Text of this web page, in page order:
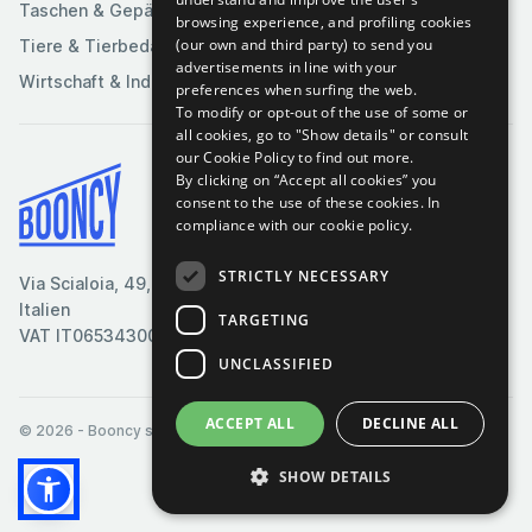
Taschen & Gepäck
Tiere & Tierbedarf
Wirtschaft & Industrie
Via Scialoia, 49, Florenz,
Italien
VAT IT06534300485
Bedingungen & Konditionen
Cookie-Richtlinie
Datenschutzrichtlinie
© 2026 - Booncy srl - VAT IT06534300485
browsing experience, and profiling cookies
(our own and third party) to send you
advertisements in line with your
preferences when surfing the web.
To modify or opt-out of the use of some or
all cookies, go to "Show details" or consult
our Cookie Policy to find out more.
By clicking on “Accept all cookies” you
consent to the use of these cookies. In
compliance with our cookie policy.
STRICTLY NECESSARY
TARGETING
UNCLASSIFIED
ACCEPT ALL DECLINE ALL
SHOW DETAILS